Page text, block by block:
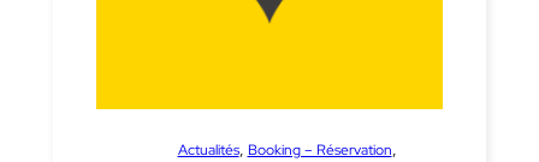
Actualités, Booking – Réservation